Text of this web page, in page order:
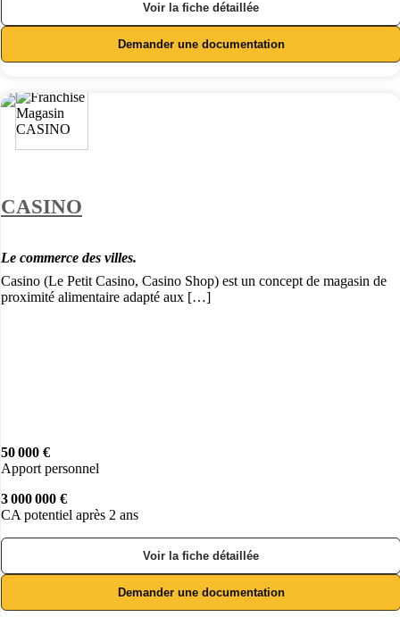
Voir la fiche détaillée
Demander une documentation
CASINO
Le commerce des villes.
Casino (Le Petit Casino, Casino Shop) est un concept de magasin de
proximité alimentaire adapté aux […]
50 000 €
Apport personnel
3 000 000 €
CA potentiel après 2 ans
Voir la fiche détaillée
Demander une documentation